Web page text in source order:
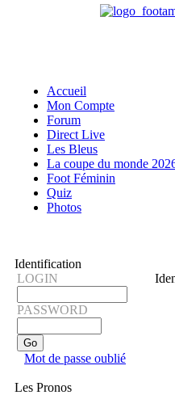
Accueil
Mon Compte
Forum
Direct Live
Les Bleus
La coupe du monde
Foot Féminin
Quiz
Photos
Identification
LOGIN
PASSWORD
Mot de passe oublié
Les Pronos